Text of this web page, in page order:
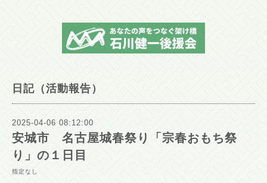
日記（活動報告）
2025-04-06 08:12:00
安城市 名古屋城春祭り「宗春おもち祭
り」の１日目
指定なし